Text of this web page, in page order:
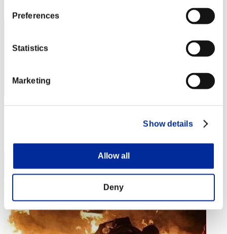
Preferences
Statistics
Marketing
Show details
Allow all
Deny